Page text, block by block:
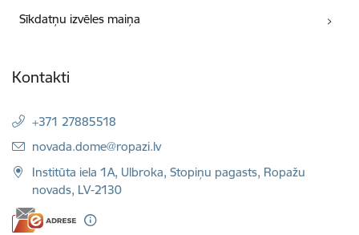
Sīkdatņu izvēles maiņa
Kontakti
+371 27885518
E-pasts:
novada.dome@ropazi.lv
Institūta iela 1A, Ulbroka, Stopiņu pagasts, Ropažu
novads, LV-2130